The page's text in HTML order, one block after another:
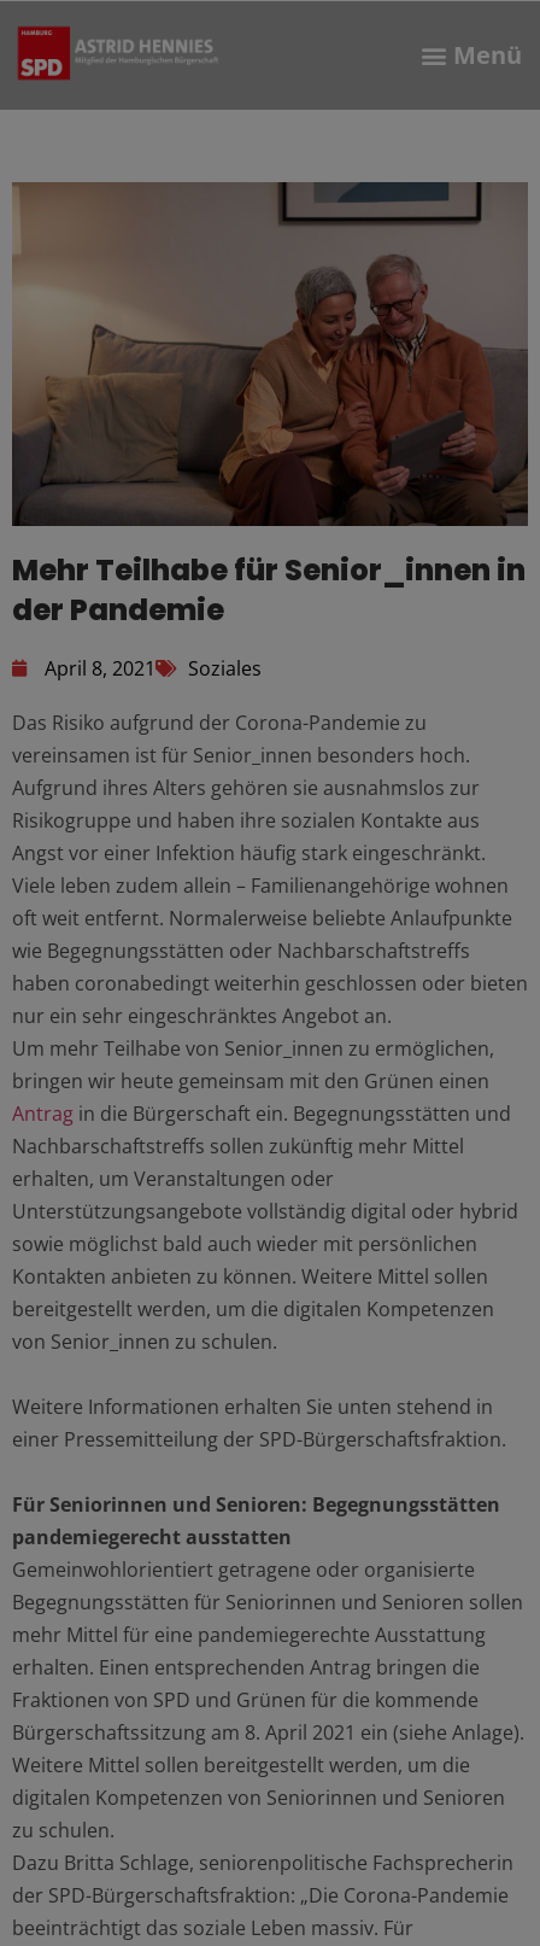
Mehr Teilhabe für Senior_innen in
der Pandemie
April 8, 2021 Soziales
Das Risiko aufgrund der Corona-Pandemie zu
vereinsamen ist für Senior_innen besonders hoch.
Aufgrund ihres Alters gehören sie ausnahmslos zur
Risikogruppe und haben ihre sozialen Kontakte aus
Angst vor einer Infektion häufig stark eingeschränkt.
Viele leben zudem allein – Familienangehörige wohnen
oft weit entfernt. Normalerweise beliebte Anlaufpunkte
wie Begegnungsstätten oder Nachbarschaftstreffs
haben coronabedingt weiterhin geschlossen oder bieten
nur ein sehr eingeschränktes Angebot an.
Um mehr Teilhabe von Senior_innen zu ermöglichen,
bringen wir heute gemeinsam mit den Grünen einen
Antrag in die Bürgerschaft ein. Begegnungsstätten und
Nachbarschaftstreffs sollen zukünftig mehr Mittel
erhalten, um Veranstaltungen oder
Unterstützungsangebote vollständig digital oder hybrid
sowie möglichst bald auch wieder mit persönlichen
Kontakten anbieten zu können. Weitere Mittel sollen
bereitgestellt werden, um die digitalen Kompetenzen
von Senior_innen zu schulen.
Weitere Informationen erhalten Sie unten stehend in
einer Pressemitteilung der SPD-Bürgerschaftsfraktion.
Für Seniorinnen und Senioren: Begegnungsstätten
pandemiegerecht ausstatten
Gemeinwohlorientiert getragene oder organisierte
Begegnungsstätten für Seniorinnen und Senioren sollen
mehr Mittel für eine pandemiegerechte Ausstattung
erhalten. Einen entsprechenden Antrag bringen die
Fraktionen von SPD und Grünen für die kommende
Bürgerschaftssitzung am 8. April 2021 ein (siehe Anlage).
Weitere Mittel sollen bereitgestellt werden, um die
digitalen Kompetenzen von Seniorinnen und Senioren
zu schulen.
Dazu Britta Schlage, seniorenpolitische Fachsprecherin
der SPD-Bürgerschaftsfraktion: „Die Corona-Pandemie
beeinträchtigt das soziale Leben massiv. Für